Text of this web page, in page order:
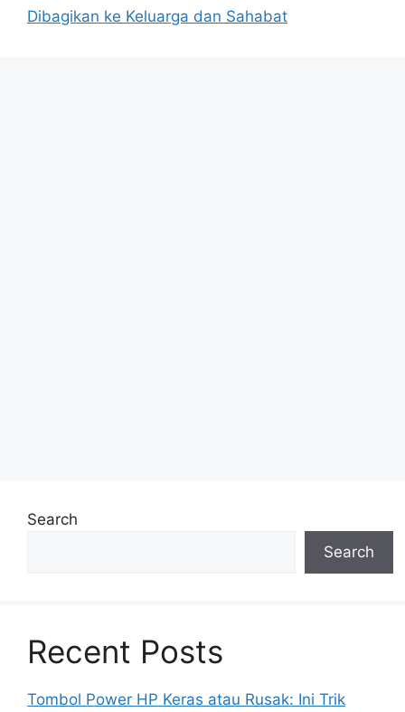
Dibagikan ke Keluarga dan Sahabat
Search
Search
Recent Posts
Tombol Power HP Keras atau Rusak: Ini Trik